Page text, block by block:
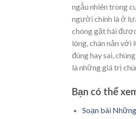
ngẫu nhiên trong
người chính là ở
chóng gặt hái
lòng, chán nản với
đúng hay sai,
là những giá trị
Bạn có thể
Soạn bài